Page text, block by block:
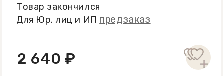
Товар закончился
Для Юр. лиц и ИП предзаказ
2 640 ₽